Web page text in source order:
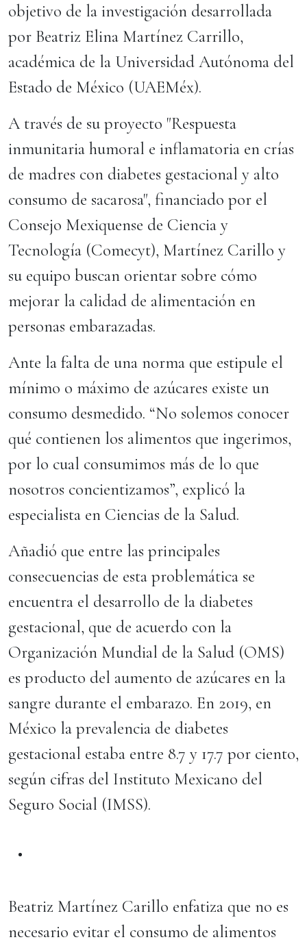
objetivo de la investigación desarrollada
por Beatriz Elina Martínez Carrillo,
académica de la Universidad Autónoma del
Estado de México (UAEMéx).
A través de su proyecto "Respuesta
inmunitaria humoral e inflamatoria en crías
de madres con diabetes gestacional y alto
consumo de sacarosa", financiado por el
Consejo Mexiquense de Ciencia y
Tecnología (Comecyt), Martínez Carillo y
su equipo buscan orientar sobre cómo
mejorar la calidad de alimentación en
personas embarazadas.
Ante la falta de una norma que estipule el
mínimo o máximo de azúcares existe un
consumo desmedido. “No solemos conocer
qué contienen los alimentos que ingerimos,
por lo cual consumimos más de lo que
nosotros concientizamos”, explicó la
especialista en Ciencias de la Salud.
Añadió que entre las principales
consecuencias de esta problemática se
encuentra el desarrollo de la diabetes
gestacional, que de acuerdo con la
Organización Mundial de la Salud (OMS)
es producto del aumento de azúcares en la
sangre durante el embarazo. En 2019, en
México la prevalencia de diabetes
gestacional estaba entre 8.7 y 17.7 por ciento,
según cifras del Instituto Mexicano del
Seguro Social (IMSS).
Beatriz Martínez Carillo enfatiza que no es
necesario evitar el consumo de alimentos